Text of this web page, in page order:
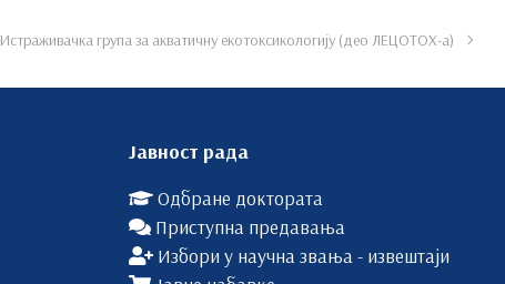
Истраживачка група за акватичну екотоксикологију (део ЛЕЦОТОX-а)
Јавност рада
Одбране доктората
Приступна предавања
Избори у научна звања - извештаји